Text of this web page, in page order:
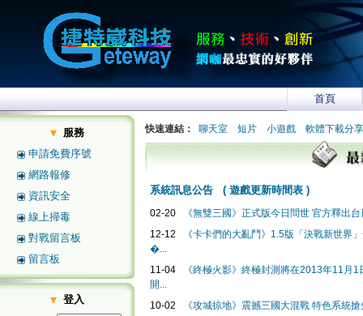
首頁
服務
申請免費序號
網路報修
資訊安全
線上掃毒
對戰留言板
留言板
登入
快速連結： 聊天室 短片 小遊戲 軟體下載分享
系統訊息公告 ( 遊戲更新時間表 )
02-20
《無雙三國》正式版今日問世 官方釋出
12-12
《卡卡們的大亂鬥》1.5版「決戰新世界
�...
11-04
《終極火影》終極封測將在2013年11月
開...
10-02
《攻城掠地》震撼三國大混戰 特色系統